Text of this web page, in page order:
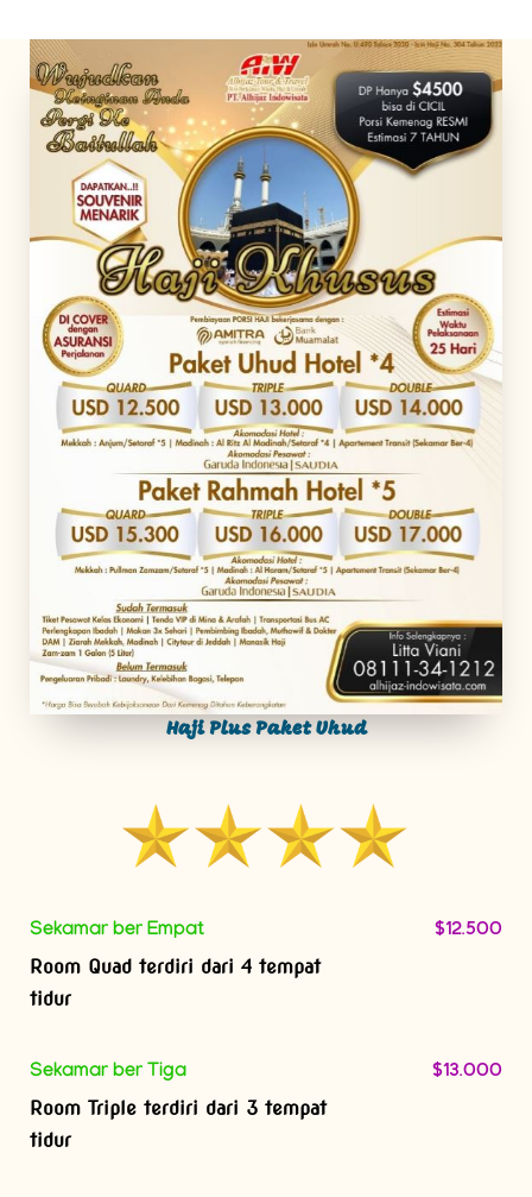
Haji Plus Paket Uhud
Sekamar ber Empat
Room Quad terdiri dari 4 tempat
tidur
$12.500
Sekamar ber Tiga
Room Triple terdiri dari 3 tempat
tidur
$13.000